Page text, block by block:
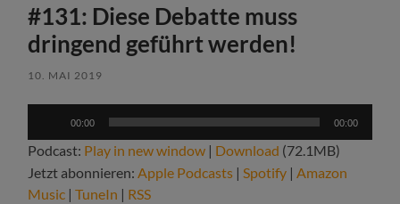
#131: Diese Debatte muss
dringend geführt werden!
10. MAI 2019
00:00 00:00
Podcast: Play in new window | Download (72.1MB)
Jetzt abonnieren:Apple Podcasts |Spotify |Amazon
Music |TuneIn | RSS